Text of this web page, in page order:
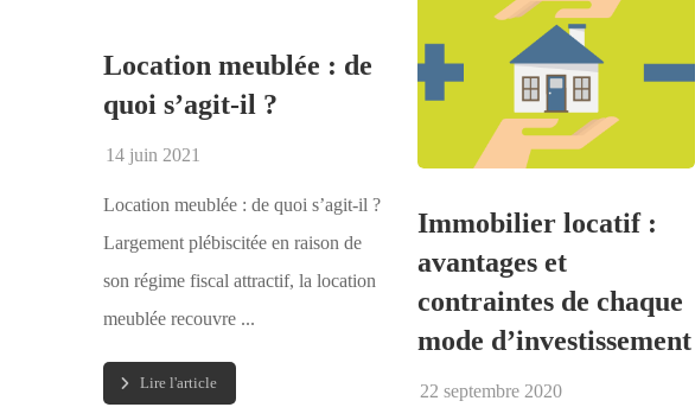
Location meublée : de
quoi s’agit-il ?
14 juin 2021
Location meublée : de quoi s’agit-il ?
Largement plébiscitée en raison de
son régime fiscal attractif, la location
meublée recouvre ...
Lire l'article
Immobilier locatif :
avantages et
contraintes de chaque
mode d’investissement
22 septembre 2020